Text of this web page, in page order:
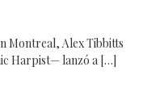
Montreal, Alex Tibbitts
Harpist— lanzó a […]